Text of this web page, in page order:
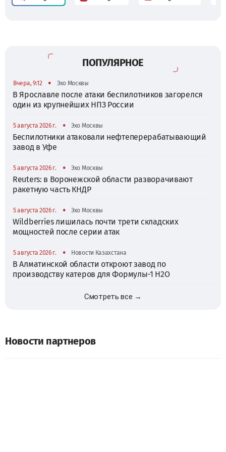
ПОПУЛЯРНОЕ
Вчера, 9:12 • Эхо Москвы
В Ярославле после атаки беспилотников загорелся
один из крупнейших НПЗ России
5 августа 2026 г. • Эхо Москвы
Беспилотники атаковали нефтеперерабатывающий
завод в Уфе
5 августа 2026 г. • Эхо Москвы
Reuters: в Воронежской области разворачивают
ракетную часть КНДР
5 августа 2026 г. • Эхо Москвы
Wildberries лишилась почти трети складских
мощностей после серии атак
5 августа 2026 г. • Новости Казахстана
В Алматинской области откроют завод по
производству катеров для Формулы-1 H2O
Смотреть все →
Новости партнеров